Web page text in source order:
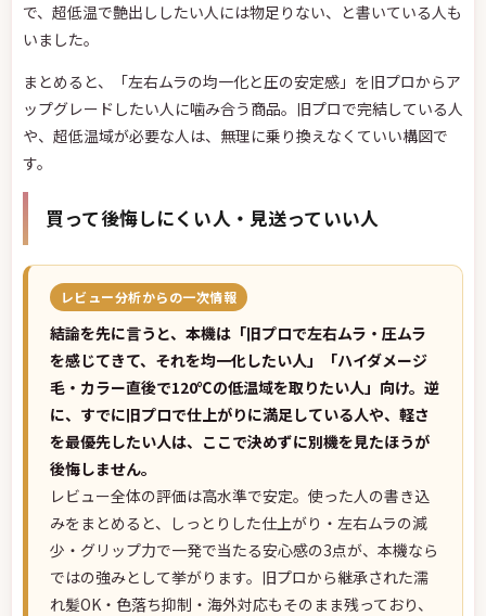
で、超低温で艶出ししたい人には物足りない、と書いている人も
いました。
まとめると、「左右ムラの均一化と圧の安定感」を旧プロからア
ップグレードしたい人に噛み合う商品。旧プロで完結している人
や、超低温域が必要な人は、無理に乗り換えなくていい構図で
す。
買って後悔しにくい人・見送っていい人
レビュー分析からの一次情報
結論を先に言うと、本機は「旧プロで左右ムラ・圧ムラ
を感じてきて、それを均一化したい人」「ハイダメージ
毛・カラー直後で120℃の低温域を取りたい人」向け。逆
に、すでに旧プロで仕上がりに満足している人や、軽さ
を最優先したい人は、ここで決めずに別機を見たほうが
後悔しません。
レビュー全体の評価は高水準で安定。使った人の書き込
みをまとめると、しっとりした仕上がり・左右ムラの減
少・グリップ力で一発で当たる安心感の3点が、本機なら
ではの強みとして挙がります。旧プロから継承された濡
れ髪OK・色落ち抑制・海外対応もそのまま残っており、